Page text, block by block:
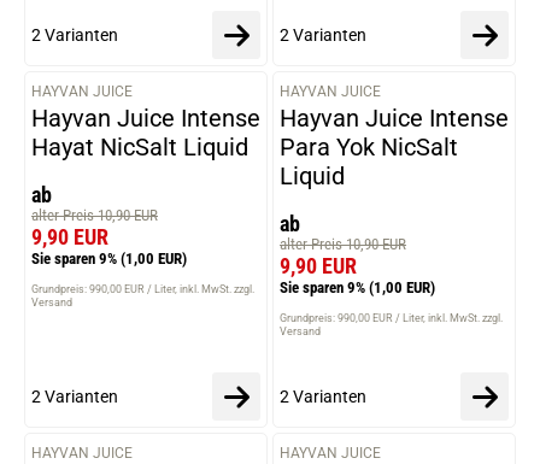
2 Varianten 2 Varianten
HAYVAN JUICE
Hayvan Juice Intense
Hayat NicSalt Liquid
ab
alter Preis 10,90 EUR
9,90 EUR
Sie sparen 9% (1,00 EUR)
Grundpreis: 990,00 EUR / Liter inkl. MwSt. zzgl.
Versand
2 Varianten
HAYVAN JUICE
Hayvan Juice Intense
Para Yok NicSalt
Liquid
ab
alter Preis 10,90 EUR
9,90 EUR
Sie sparen 9% (1,00 EUR)
Grundpreis: 990,00 EUR / Liter inkl. MwSt. zzgl.
Versand
2 Varianten
HAYVAN JUICE HAYVAN JUICE